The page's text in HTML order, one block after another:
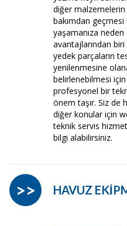
diğer
bakımdan geçmesi
yaşamanıza neden
avantajlarından
yedek parçaların
yenilenmesine
belirlenebilmesi için
profesyonel bir
önem taşır. Siz de
diğer konular için
teknik servis
bilgi alabilirsiniz.
HAVUZ
>>